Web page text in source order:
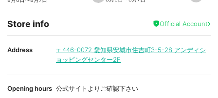
e
i
t
e
e
a
i
t
Store info Official Account
Address 〒446-0072 愛知県安城市住吉町3-5-28 アンディシ
ョッピングセンター2F
Opening hours 公式サイトよりご確認下さい